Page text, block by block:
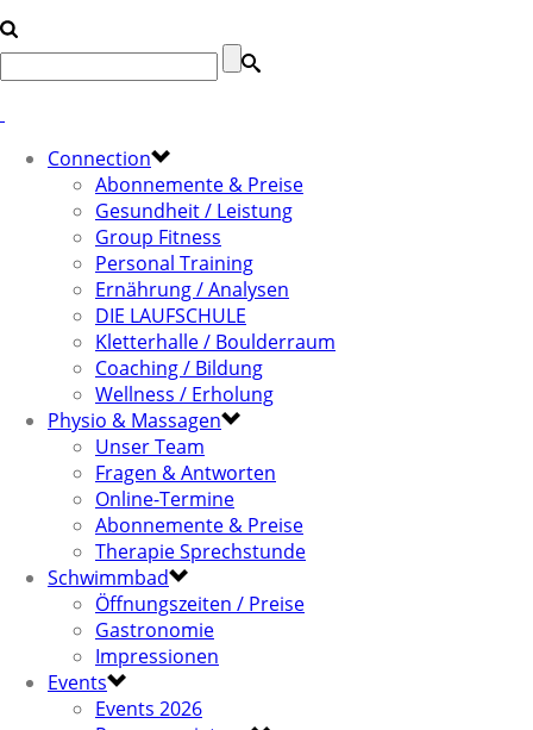
Connection
Abonnemente & Preise
Gesundheit / Leistung
Group Fitness
Personal Training
Ernährung / Analysen
DIE LAUFSCHULE
Kletterhalle / Boulderraum
Coaching / Bildung
Wellness / Erholung
Physio & Massagen
Unser Team
Fragen & Antworten
Online-Termine
Abonnemente & Preise
Therapie Sprechstunde
Schwimmbad
Öffnungszeiten / Preise
Gastronomie
Impressionen
Events
Events 2026